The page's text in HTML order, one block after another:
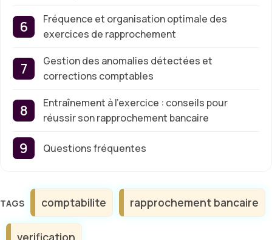
Fréquence et organisation optimale des
exercices de rapprochement
Gestion des anomalies détectées et
corrections comptables
Entraînement à l’exercice : conseils pour
réussir son rapprochement bancaire
Questions fréquentes
Étiquettes
comptabilite rapprochement bancaire
verification